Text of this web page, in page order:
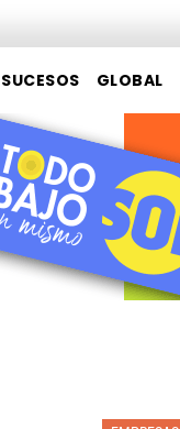
SUCESOS GLOBAL